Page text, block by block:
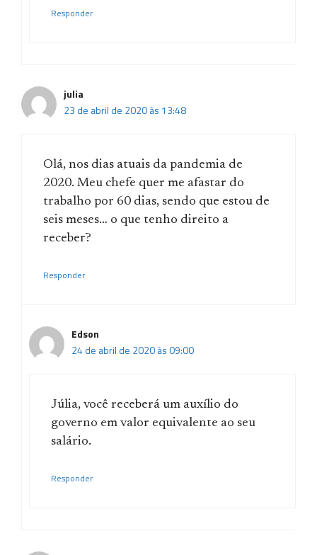
Responder
julia
23 de abril de 2020 às 13:48
Olá, nos dias atuais da pandemia de
2020. Meu chefe quer me afastar do
trabalho por 60 dias, sendo que estou de
seis meses… o que tenho direito a
receber?
Responder
Edson
24 de abril de 2020 às 09:00
Júlia, você receberá um auxílio do
governo em valor equivalente ao seu
salário.
Responder